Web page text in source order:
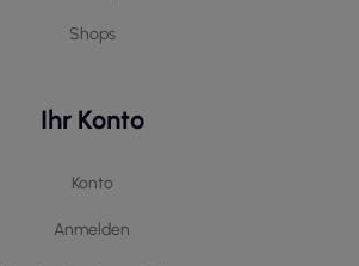
Shops
Ihr Konto
Konto
Anmelden